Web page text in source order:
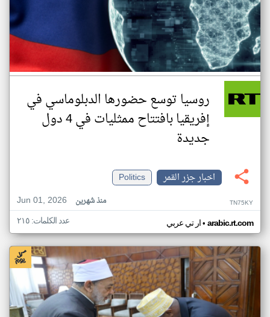
روسيا توسع حضورها الدبلوماسي في
إفريقيا بافتتاح ممثليات في 4 دول
جديدة
اخبار جزر القمر
Politics
Jun 01, 2026
منذ شهرين TN75KY
ار تي عربي• arabic.rt.com عدد الكلمات: ٢١٥